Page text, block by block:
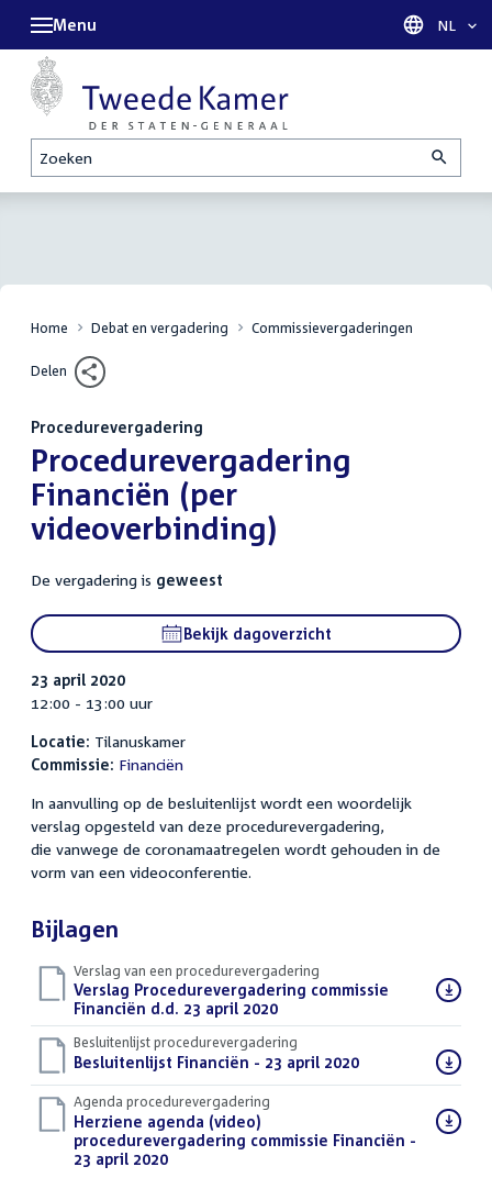
Zoeken
Menu Taal
NL
Home Debat en vergadering Commissievergaderingen
Delen
Procedurevergadering
:Procedurevergadering
Financiën (per
videoverbinding)
De vergadering is geweest
Bekijk dagoverzicht
23 april 2020
12:00 - 13:00 uur
Locatie: Tilanuskamer
Commissie: Financiën
In aanvulling op de besluitenlijst wordt een woordelijk
verslag opgesteld van deze procedurevergadering,
die vanwege de coronamaatregelen wordt gehouden in de
vorm van een videoconferentie.
Bijlagen
Verslag van een procedurevergadering
Download
bestand:
Verslag Procedurevergadering commissie
Financiën d.d. 23 april 2020(PDF)
Besluitenlijst procedurevergadering
Download
bestand:
Besluitenlijst Financiën - 23 april 2020(PDF)
Agenda procedurevergadering
Download
bestand:
Herziene agenda (video)
procedurevergadering commissie Financiën -
23 april 2020(PDF)